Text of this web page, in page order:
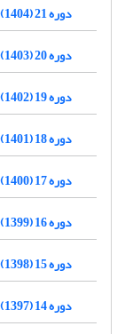
دوره 21 (1404)
دوره 20 (1403)
دوره 19 (1402)
دوره 18 (1401)
دوره 17 (1400)
دوره 16 (1399)
دوره 15 (1398)
دوره 14 (1397)